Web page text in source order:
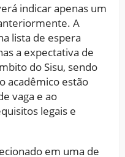
indicar apenas um
A
lista de espera
a expectativa de
do Sisu, sendo
acadêmico estão
vaga e ao
legais e
em uma de